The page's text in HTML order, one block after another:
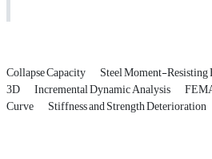
Collapse Capacity Steel Moment-Resisting
3D Incremental Dynamic Analysis
Curve Stiffness and Strength Deterioration